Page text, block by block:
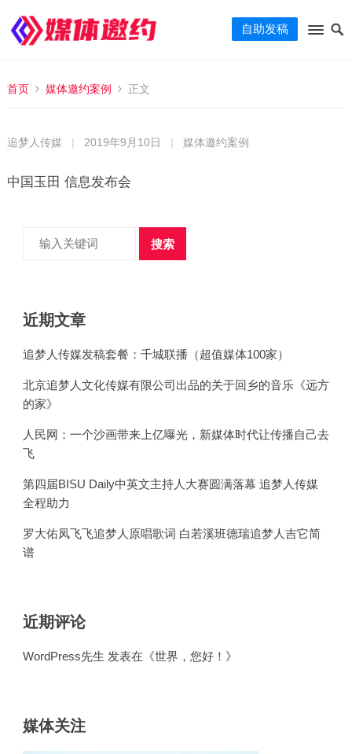
自助发稿
首页 媒体邀约案例 正文
追梦人传媒 2019年9月10日 媒体邀约案例
中国玉田 信息发布会
搜索
近期文章
追梦人传媒发稿套餐：千城联播（超值媒体100家）
北京追梦人文化传媒有限公司出品的关于回乡的音乐《远方
的家》
人民网：一个沙画带来上亿曝光，新媒体时代让传播自己去
飞
第四届BISU Daily中英文主持人大赛圆满落幕 追梦人传媒
全程助力
罗大佑凤飞飞追梦人原唱歌词 白若溪班德瑞追梦人吉它简
谱
近期评论
WordPress先生 发表在《世界，您好！ 》
媒体关注